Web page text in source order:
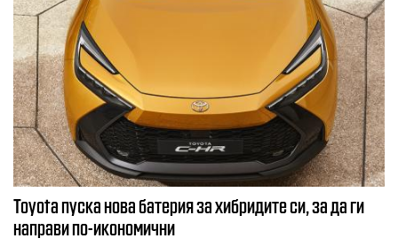
Toyota пуска нова батерия за хибридите си, за да ги
направи по-икономични